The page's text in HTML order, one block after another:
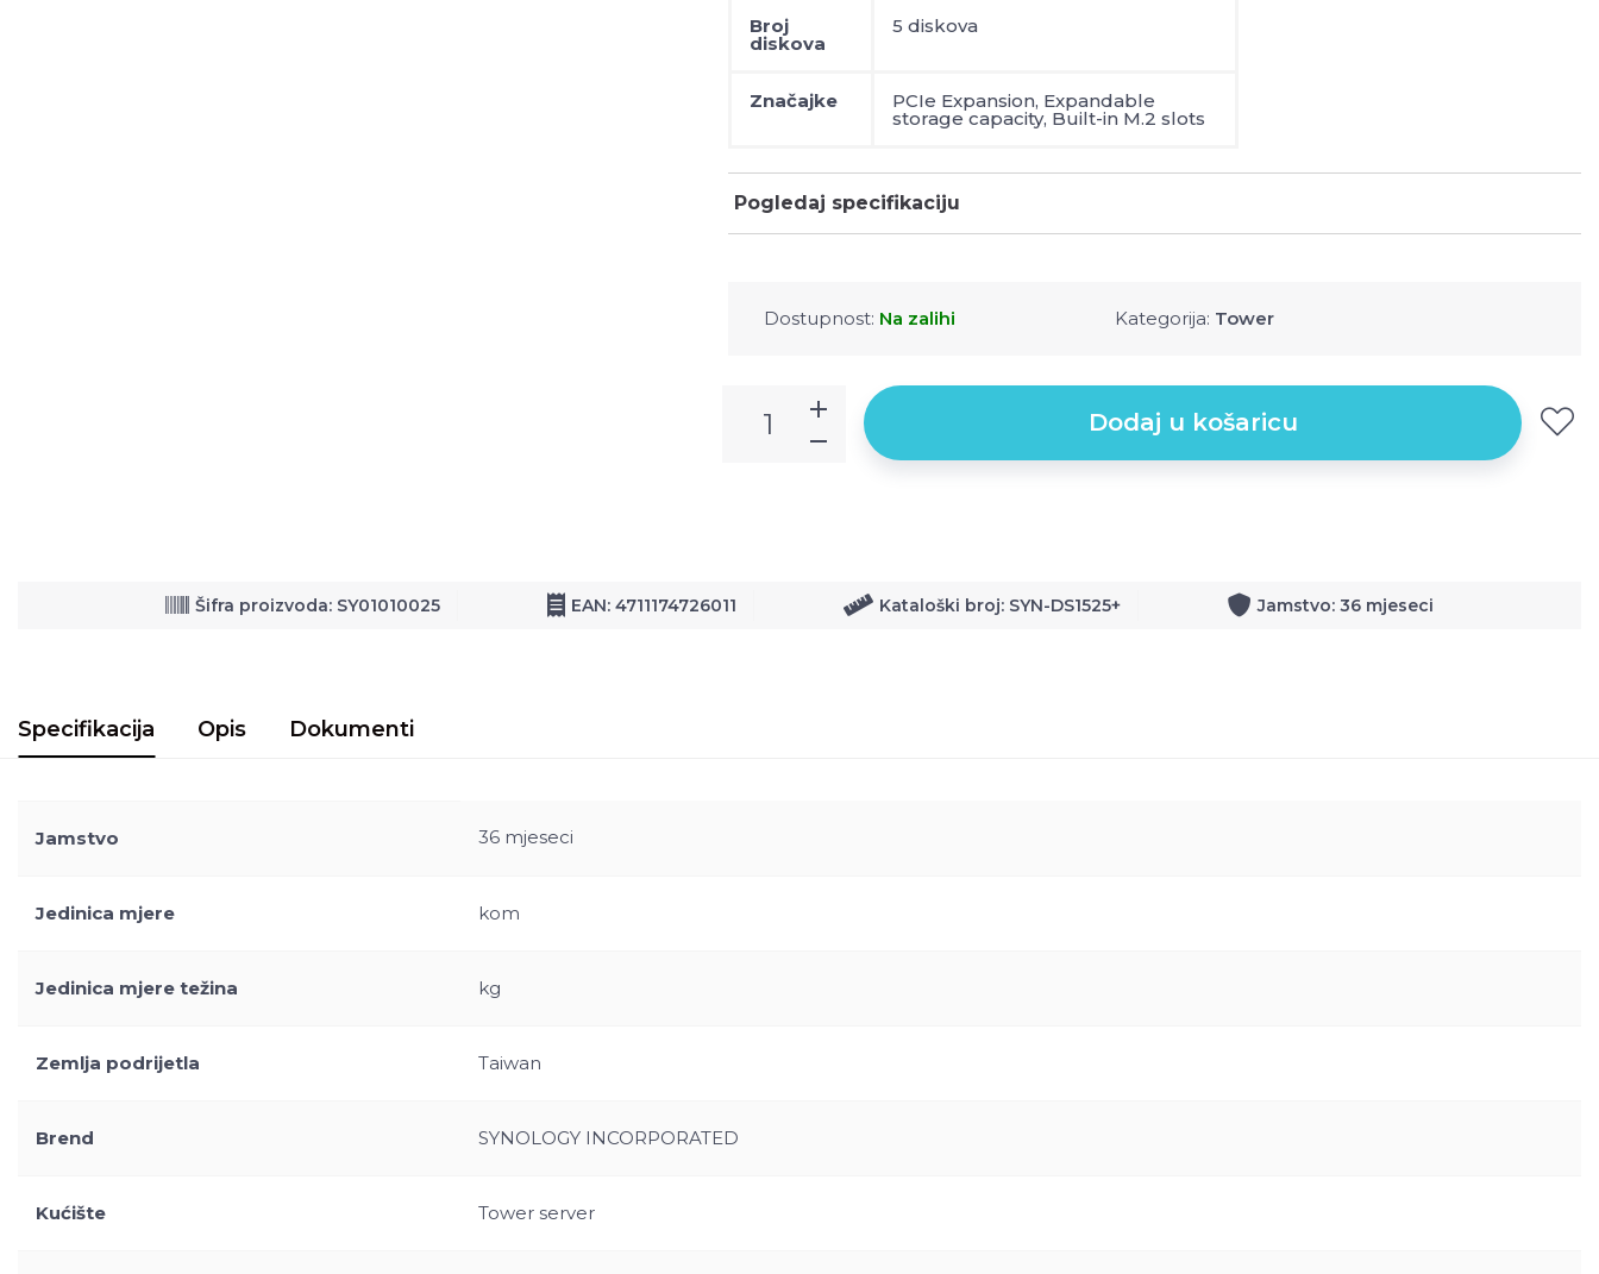
Broj
diskova
5 diskova
Značajke PCIe Expansion, Expandable
storage capacity, Built-in M.2 slots
Pogledaj specifikaciju
Dostupnost: Na zalihi Kategorija: Tower
Dodaj u košaricu
Šifra proizvoda: SY01010025 EAN: 4711174726011 Kataloški broj: SYN-DS1525+ Jamstvo: 36 mjeseci
Specifikacija Opis Dokumenti
Jamstvo 36 mjeseci
Jedinica mjere kom
Jedinica mjere težina kg
Zemlja podrijetla Taiwan
Brend SYNOLOGY INCORPORATED
Kućište Tower server